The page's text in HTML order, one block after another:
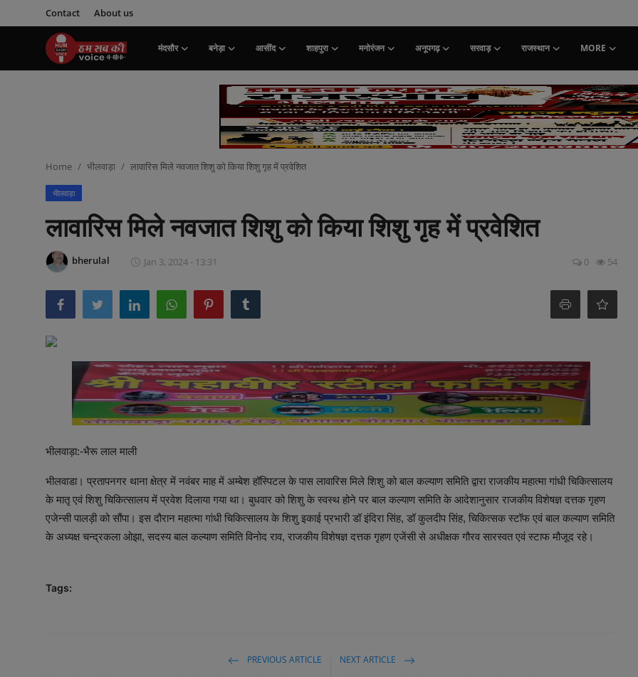
Contact About us
मंदसौर बनेड़ा आसींद शाहपुरा मनोरंजन अनूपगढ़ सरवाड़ राजस्थान MORE
Home भीलवाड़ा लावारिस मिले नवजात शिशु को किया शिशु गृह में प्रवेशित
भीलवाड़ा
लावारिस मिले नवजात शिशु को किया शिशु गृह में प्रवेशित
bherulal Jan 3, 2024 - 13:31 0 54
भीलवाड़ा:-भैरू लाल माली
भीलवाडा। प्रतापनगर थाना क्षेत्र में नवंबर माह में अम्बेश हॉस्पिटल के पास लावारिस मिले शिशु को बाल कल्याण समिति द्वारा राजकीय महात्मा गांधी चिकित्सालय
के मातृ एवं शिशु चिकित्सालय में प्रवेश दिलाया गया था। बुधवार को शिशु के स्वस्थ होने पर बाल कल्याण समिति के आदेशानुसार राजकीय विशेषज्ञ दत्तक गृहण
एजेन्सी पालड़ी को सौंपा। इस दौरान महात्मा गांधी चिकित्सालय के शिशु इकाई प्रभारी डॉ इंदिरा सिंह, डॉ कुलदीप सिंह, चिकित्सक स्टॉफ एवं बाल कल्याण समिति
के अध्यक्ष चन्द्रकला ओझा, सदस्य बाल कल्याण समिति विनोद राव, राजकीय विशेषज्ञ दत्तक गृहण एजेंसी से अधीक्षक गौरव सारस्वत एवं स्टाफ मौजूद रहे।
Tags:
PREVIOUS ARTICLE NEXT ARTICLE